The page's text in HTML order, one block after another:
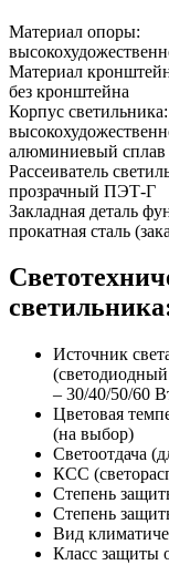
Материал опоры:
Материал
без кронштейна
Корпус светильника:
алюминиевый сплав
Рассеиватель
прозрачный ПЭТ-Г
Закладная деталь
прокатная сталь
Источник
– 30/40/50/60
Цветовая
(на выбор)
Светоотдача
КСС
Степень
Степень
Вид
Класс защиты